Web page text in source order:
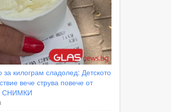
за килограм сладолед: Детското
вече струва повече от
СНИМКИ